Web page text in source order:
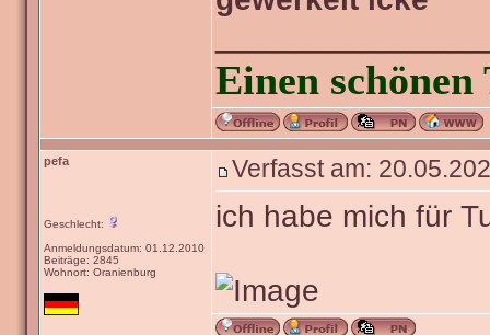
Einen
pefa
Geschlecht:
Anmeldungsdatum: 01.12.2010
Beiträge: 2845
Wohnort: Oranienburg
Verfasst am:
ich habe mich für